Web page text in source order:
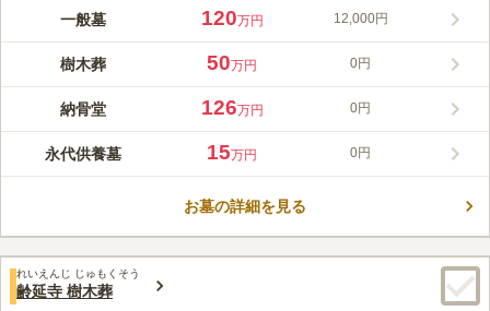
金禅寺墓地 ～永代供養～は、ペットと一緒に永代供養が可能な
承者不要の安心できる供養を行えます。宗教不問で、年3回の供
養法要が行われるほか、アクセスも良好で、駅から徒歩約8分の
されており、訪れる方々が快適に利用できる環境が整っていま
す。
この霊園はまだ誰からも評価されていません。
一般墓 120万円 12,000円
樹木葬 50万円 0円
納骨堂 126万円 0円
永代供養墓 15万円 0円
お墓の詳細を見る
れいえんじ じゅもくそう
齢延寺 樹木葬